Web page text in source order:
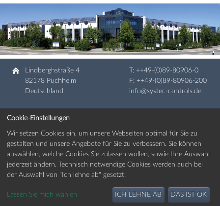
Lindberghstraße 4
82178 Puchheim
Deutschland
T: ++49-(0)89-80906-0
F: ++49-(0)89-80906-200
info@systec-controls.de
Datenschutzvereinbarung
© Copyright 2026 | systec Controls Meß- und Regeltechnik GmbH
Cookie-Einstellungen
Wir setzen Cookies ein, um unsere Webseiten optimal für Sie zu
gestalten und unsere Angebote für Sie zu verbessern. Sie können
auswählen, welche Cookies Sie zulassen wollen, sowie Ihre Auswahl
jederzeit ändern. Technisch notwendige Cookies werden auch bei
der Auswahl von "Ich lehne ab" gesetzt.
Lassen Sie mich wählen ICH LEHNE AB DAS IST OK